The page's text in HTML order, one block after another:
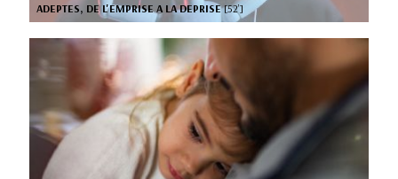
ADEPTES, DE L'EMPRISE A LA DEPRISE[52’]